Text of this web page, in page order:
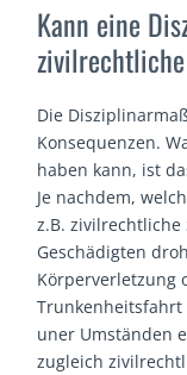
Kann eine
Die
Konsequenzen.
haben kann, ist
Je nachdem,
z.B. zivilrechtliche
Geschädigten
Körperverletzung
Trunkenheitsfahrt
uner Umständen
zugleich